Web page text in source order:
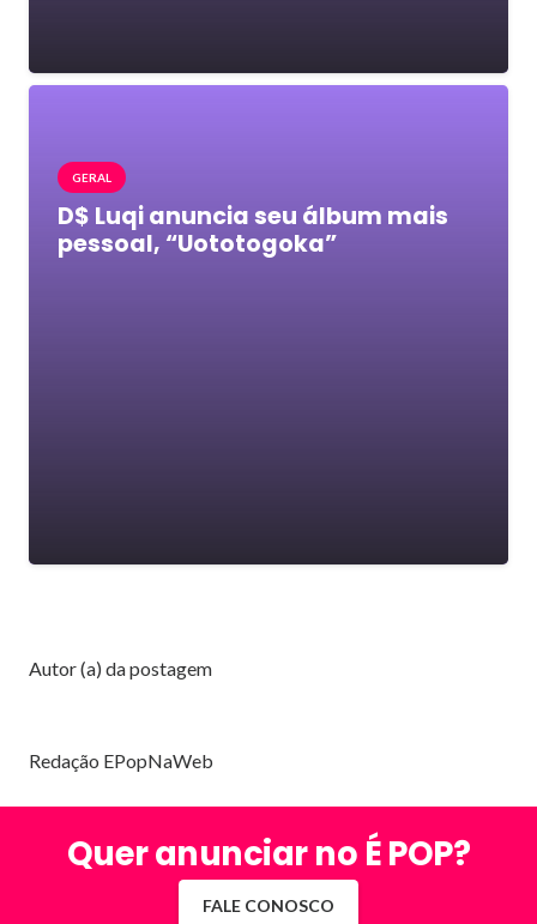
GERAL
D$ Luqi anuncia seu álbum mais
pessoal, “Uototogoka”
Autor (a) da postagem
Redação EPopNaWeb
Quer anunciar no É POP?
FALE CONOSCO